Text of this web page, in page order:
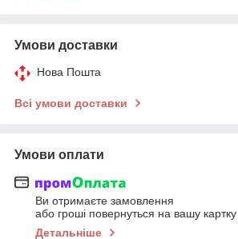
Умови доставки
Нова Пошта
Всі умови доставки
Умови оплати
Ви отримаєте замовлення
або гроші повернуться на вашу картку
Детальніше